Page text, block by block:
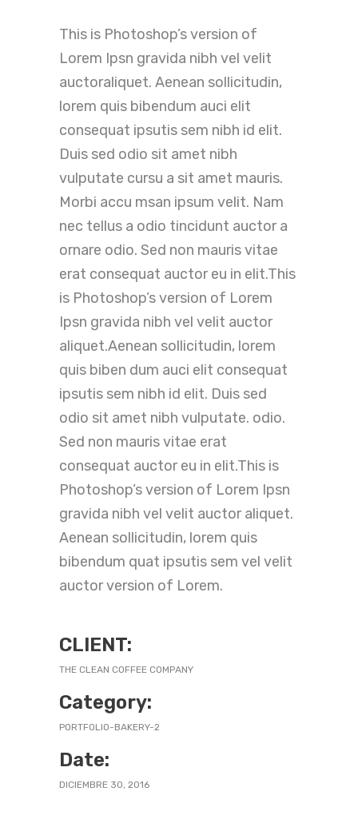
This is Photoshop’s version of
Lorem Ipsn gravida nibh vel velit
auctoraliquet. Aenean sollicitudin,
lorem quis bibendum auci elit
consequat ipsutis sem nibh id elit.
Duis sed odio sit amet nibh
vulputate cursu a sit amet mauris.
Morbi accu msan ipsum velit. Nam
nec tellus a odio tincidunt auctor a
ornare odio. Sed non mauris vitae
erat consequat auctor eu in elit.This
is Photoshop’s version of Lorem
Ipsn gravida nibh vel velit auctor
aliquet.Aenean sollicitudin, lorem
quis biben dum auci elit consequat
ipsutis sem nibh id elit. Duis sed
odio sit amet nibh vulputate. odio.
Sed non mauris vitae erat
consequat auctor eu in elit.This is
Photoshop’s version of Lorem Ipsn
gravida nibh vel velit auctor aliquet.
Aenean sollicitudin, lorem quis
bibendum quat ipsutis sem vel velit
auctor version of Lorem.
CLIENT:
THE CLEAN COFFEE COMPANY
Category:
PORTFOLIO-BAKERY-2
Date:
DICIEMBRE 30, 2016